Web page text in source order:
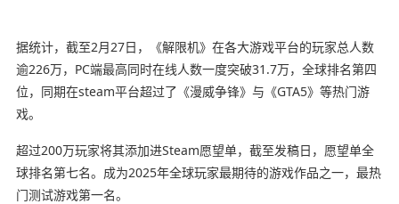
据统计，截至2月27日，《解限机》在各大游戏平台的玩家总人数
逾226万，PC端最高同时在线人数一度突破31.7万，全球排名第四
位，同期在steam平台超过了《漫威争锋》与《GTA5》等热门游
戏。
超过200万玩家将其添加进Steam愿望单，截至发稿日，愿望单全
球排名第七名。成为2025年全球玩家最期待的游戏作品之一，最热
门测试游戏第一名。